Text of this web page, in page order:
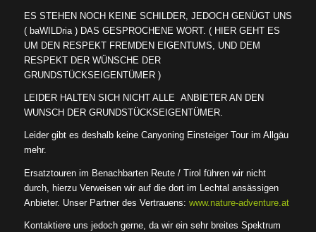
ES STEHEN NOCH KEINE SCHILDER, JEDOCH GENÜGT UNS
( baWILDria ) DAS GESPROCHENE WORT. ( HIER GEHT ES
UM DEN RESPEKT FREMDEN EIGENTUMS, UND DEM
RESPEKT DER WÜNSCHE DER
GRUNDSTÜCKSEIGENTÜMER )
LEIDER HALTEN SICH NICHT ALLE ANBIETER AN DEN
WUNSCH DER GRUNDSTÜCKSEIGENTÜMER.
Leider gibt es deshalb keine Canyoning Einsteiger Tour im Allgäu
mehr.
Ersatztouren im Benachbarten Reute / Tirol führen wir nicht
durch, hierzu Verweisen wir auf die dort im Lechtal ansässigen
Anbieter. Unser Partner des Vertrauens: www.nature-adventure.at
Kontaktiere uns jedoch gerne, da wir ein sehr breites Spektrum